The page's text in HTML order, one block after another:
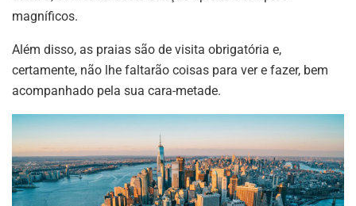
magníficos.
Além disso, as praias são de visita obrigatória e,
certamente, não lhe faltarão coisas para ver e fazer, bem
acompanhado pela sua cara-metade.